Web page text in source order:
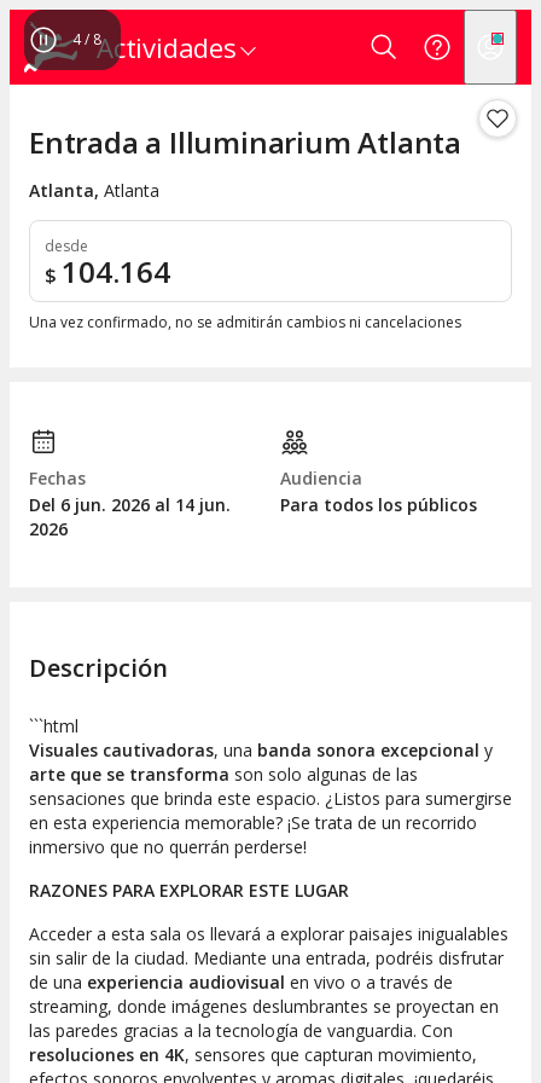
Actividades
4/ 8
Entrada a Illuminarium Atlanta
Atlanta, Atlanta
desde
$ 104.164
Una vez confirmado, no se admitirán cambios ni cancelaciones
Fechas
Del 6 jun. 2026 al 14 jun.
2026
Audiencia
Para todos los públicos
Descripción
```html
Visuales cautivadoras, una banda sonora excepcional y
arte que se transforma son solo algunas de las
sensaciones que brinda este espacio. ¿Listos para sumergirse
en esta experiencia memorable? ¡Se trata de un recorrido
inmersivo que no querrán perderse!
RAZONES PARA EXPLORAR ESTE LUGAR
Acceder a esta sala os llevará a explorar paisajes inigualables
sin salir de la ciudad. Mediante una entrada, podréis disfrutar
de una experiencia audiovisual en vivo o a través de
streaming, donde imágenes deslumbrantes se proyectan en
las paredes gracias a la tecnología de vanguardia. Con
resoluciones en 4K, sensores que capturan movimiento,
efectos sonoros envolventes y aromas digitales, ¡quedaréis